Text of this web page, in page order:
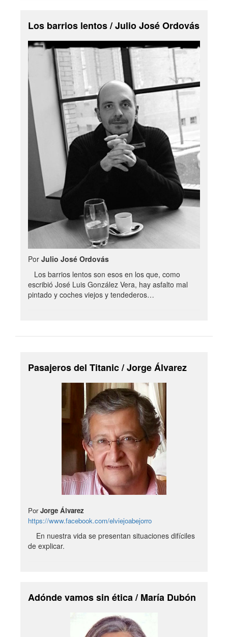
Los barrios lentos / Julio José Ordovás
Por Julio José Ordovás
Los barrios lentos son esos en los que, como
escribió José Luis González Vera, hay asfalto mal
pintado y coches viejos y tendederos…
Pasajeros del Titanic / Jorge Álvarez
PorJorge Álvarez
https://www.facebook.com/elviejoabejorro
En nuestra vida se presentan situaciones difíciles
de explicar.
Adónde vamos sin ética / María Dubón